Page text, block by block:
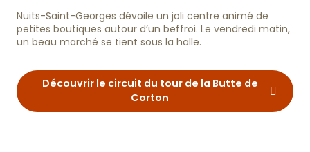
Nuits-Saint-Georges dévoile un joli centre animé de
petites boutiques autour d’un beffroi. Le vendredi matin,
un beau marché se tient sous la halle.
Découvrir le circuit du tour de la Butte de
Corton